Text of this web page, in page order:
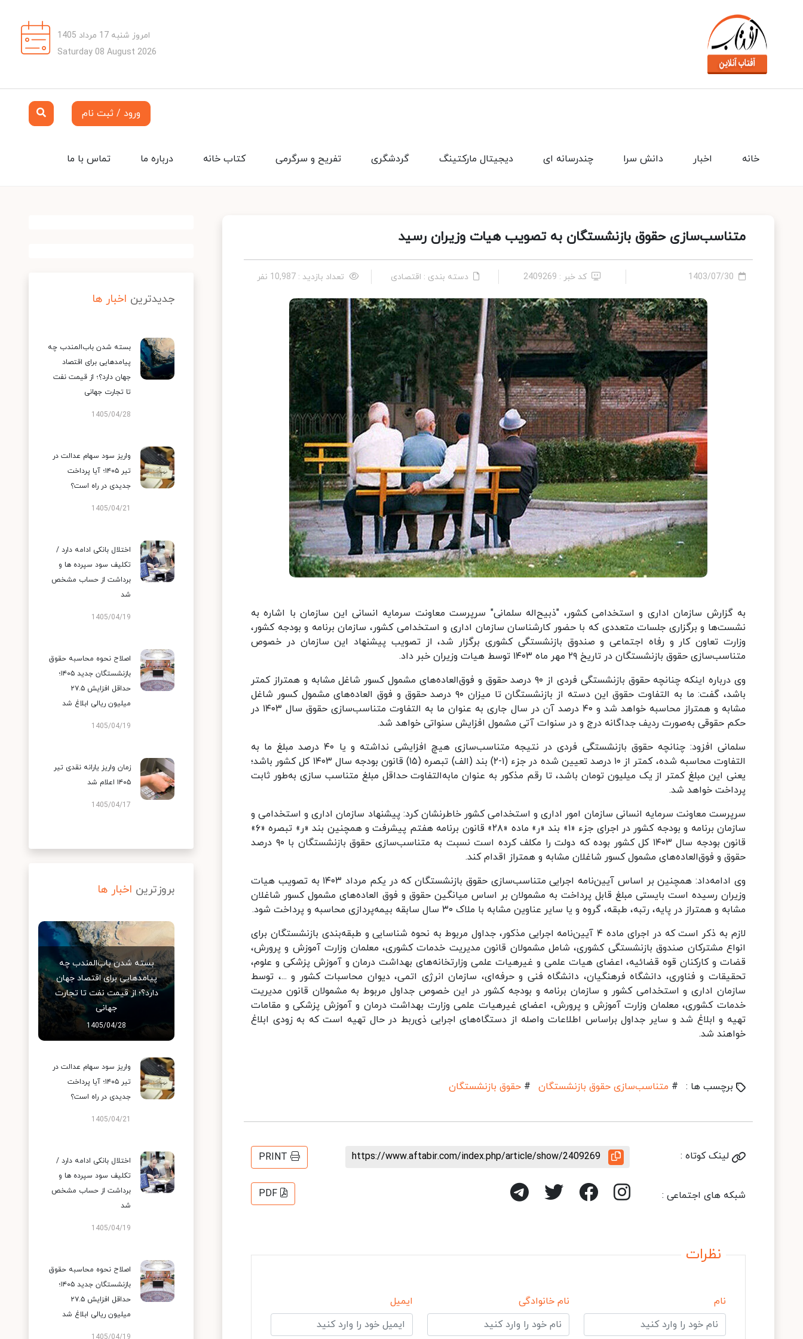
امروز شنبه 17 مرداد 1405
Saturday 08 August 2026
ورود / ثبت نام
تماس با ما درباره ما کتاب خانه تفریح و سرگرمی گردشگری دیجیتال مارکتینگ چندرسانه ای دانش سرا اخبار خانه
متناسب‌سازی حقوق بازنشستگان به تصویب هیات وزیران رسید
1403/07/30 کد خبر : 2409269 دسته بندی : اقتصادی تعداد بازدید : 10,987 نفر
به گزارش سازمان اداری و استخدامی کشور، "ذبیح‌اله سلمانی" سرپرست معاونت سرمایه انسانی این سازمان با اشاره به
نشست‌ها و برگزاری جلسات متعددی که با حضور کارشناسان سازمان اداری و استخدامی کشور، سازمان برنامه و بودجه کشور،
وزارت تعاون کار و رفاه اجتماعی و صندوق بازنشستگی کشوری برگزار شد، از تصویب پیشنهاد این سازمان در خصوص
متناسب‌سازی حقوق بازنشستگان در تاریخ ۲۹ مهر ماه ۱۴۰۳ توسط هیات وزیران خبر داد.
وی درباره اینکه چنانچه حقوق بازنشستگی فردی از ۹۰ درصد حقوق و فوق‌العاده‌های مشمول کسور شاغل مشابه و همتراز کمتر
باشد، گفت: ما به التفاوت حقوق این دسته از بازنشستگان تا میزان ۹۰ درصد حقوق و فوق العاده‌های مشمول کسور شاغل
مشابه و همتراز محاسبه خواهد شد و ۴۰ درصد آن در سال جاری به عنوان ما به التفاوت متناسب‌سازی حقوق سال ۱۴۰۳ در
حکم حقوقی به‌صورت ردیف جداگانه درج و در سنوات آتی مشمول افزایش سنواتی خواهد شد.
سلمانی افزود: چنانچه حقوق بازنشستگی فردی در نتیجه متناسب‌سازی هیچ افزایشی نداشته و یا ۴۰ درصد مبلغ ما به
التفاوت محاسبه شده، کمتر از ۱۰ درصد تعیین شده در جزء (۱-۲) بند (الف) تبصره (۱۵) قانون بودجه سال ۱۴۰۳ کل کشور باشد؛
یعنی این مبلغ کمتر از یک میلیون تومان باشد، تا رقم مذکور به عنوان مابه‌التفاوت حداقل مبلغ متناسب سازی به‌طور ثابت
پرداخت خواهد شد.
سرپرست معاونت سرمایه انسانی سازمان امور اداری و استخدامی کشور خاطرنشان کرد: پیشنهاد سازمان اداری و استخدامی و
سازمان برنامه و بودجه کشور در اجرای جزء «۱» بند «ر» ماده «۲۸» قانون برنامه هفتم پیشرفت و همچنین بند «ر» تبصره «۶»
قانون بودجه سال ۱۴۰۳ کل کشور بوده که دولت را مکلف کرده است نسبت به متناسب‌سازی حقوق بازنشستگان با ۹۰ درصد
حقوق و فوق‌العاده‌های مشمول کسور شاغلان مشابه و همتراز اقدام کند.
وی ادامه‌داد: همچنین بر اساس آیین‌نامه اجرایی متناسب‌سازی حقوق بازنشستگان که در یکم مرداد ۱۴۰۳ به تصویب هیات
وزیران رسیده است بایستی مبلغ قابل پرداخت به مشمولان بر اساس میانگین حقوق و فوق العاده‌های مشمول کسور شاغلان
مشابه و همتراز در پایه، رتبه، طبقه، گروه و یا سایر عناوین مشابه با ملاک ۳۰ سال سابقه بیمه‌پردازی محاسبه و پرداخت شود.
لازم به ذکر است که در اجرای ماده ۴ آیین‌نامه اجرایی مذکور، جداول مربوط به نحوه شناسایی و طبقه‌بندی بازنشستگان برای
انواع مشترکان صندوق بازنشستگی کشوری، شامل مشمولان قانون مدیریت خدمات کشوری، معلمان وزارت آموزش و پرورش،
قضات و کارکنان قوه قضائیه، اعضای هیات علمی و غیرهیات علمی وزارتخانه‌های بهداشت درمان و آموزش پزشکی و علوم،
تحقیقات و فناوری، دانشگاه فرهنگیان، دانشگاه فنی و حرفه‌ای، سازمان انرژی اتمی، دیوان محاسبات کشور و ...، توسط
سازمان اداری و استخدامی کشور و سازمان برنامه و بودجه کشور در این خصوص جداول مربوط به مشمولان قانون مدیریت
خدمات کشوری، معلمان وزارت آموزش و پرورش، اعضای غیرهیات علمی وزارت بهداشت درمان و آموزش پزشکی و مقامات
تهیه و ابلاغ شد و سایر جداول براساس اطلاعات واصله از دستگاه‌های اجرایی ذی‌ربط در حال تهیه است که به زودی ابلاغ
خواهند شد.
برچسب ها : # متناسب‌سازی حقوق بازنشستگان # حقوق بازنشستگان
لینک کوتاه : https://www.aftabir.com/index.php/article/show/2409269
PRINT
شبکه های اجتماعی : PDF
نظرات
نام نام خانوادگی ایمیل
جدیدترین اخبار ها
بسته شدن باب‌المندب چه
پیامدهایی برای اقتصاد
جهان دارد؟؛ از قیمت نفت
تا تجارت جهانی
1405/04/28
واریز سود سهام عدالت در
تیر ۱۴۰۵؛ آیا پرداخت
جدیدی در راه است؟
1405/04/21
اختلال بانکی ادامه دارد /
تکلیف سود سپرده ها و
برداشت از حساب مشخص
شد
1405/04/19
اصلاح نحوه محاسبه حقوق
بازنشستگان جدید ۱۴۰۵؛
حداقل افزایش ۲۷.۵
میلیون ریالی ابلاغ شد
1405/04/19
زمان واریز یارانه نقدی تیر
۱۴۰۵ اعلام شد
1405/04/17
بروزترین اخبار ها
بسته شدن باب‌المندب چه
پیامدهایی برای اقتصاد جهان
دارد؟؛ از قیمت نفت تا تجارت
جهانی
1405/04/28
واریز سود سهام عدالت در
تیر ۱۴۰۵؛ آیا پرداخت
جدیدی در راه است؟
1405/04/21
اختلال بانکی ادامه دارد /
تکلیف سود سپرده ها و
برداشت از حساب مشخص
شد
1405/04/19
اصلاح نحوه محاسبه حقوق
بازنشستگان جدید ۱۴۰۵؛
حداقل افزایش ۲۷.۵
میلیون ریالی ابلاغ شد